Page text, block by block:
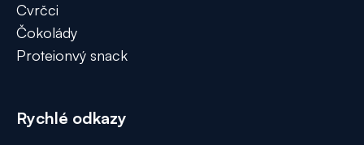
Cvrčci
Čokolády
Proteionvý snack
Rychlé odkazy